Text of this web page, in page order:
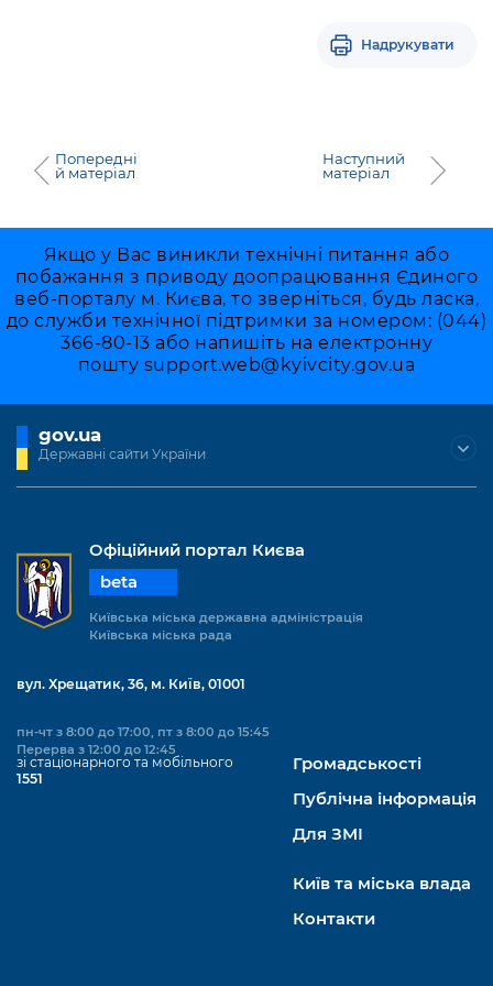
Надрукувати
Попередні
й матеріал
Наступний
матеріал
Якщо у Вас виникли технічні питання або
побажання з приводу доопрацювання Єдиного
веб-порталу м. Києва, то зверніться, будь ласка,
до служби технічної підтримки за номером: (044)
366-80-13 або напишіть на електронну
пошту support.web@kyivcity.gov.ua
gov.ua
Державні сайти України
Офіційний портал Києва
beta
Київська міська державна адміністрація
Київська міська рада
вул. Хрещатик, 36, м. Київ, 01001
пн-чт з 8:00 до 17:00, пт з 8:00 до 15:45
Перерва з 12:00 до 12:45
зі стаціонарного та мобільного
1551
Громадськості
Публічна інформація
Для ЗМІ
Київ та міська влада
Контакти